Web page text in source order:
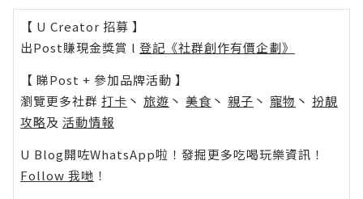
【 U Creator 招募 】
出Post賺現金獎賞 l 登記《社群創作有價企劃》
【 睇Post + 參加品牌活動 】
瀏覽更多社群 打卡 丶 旅遊 丶 美食 丶 親子 丶 寵物 丶 扮靚
攻略及 活動情報
U Blog開咗WhatsApp啦！發掘更多吃喝玩樂資訊！
Follow 我哋 ！